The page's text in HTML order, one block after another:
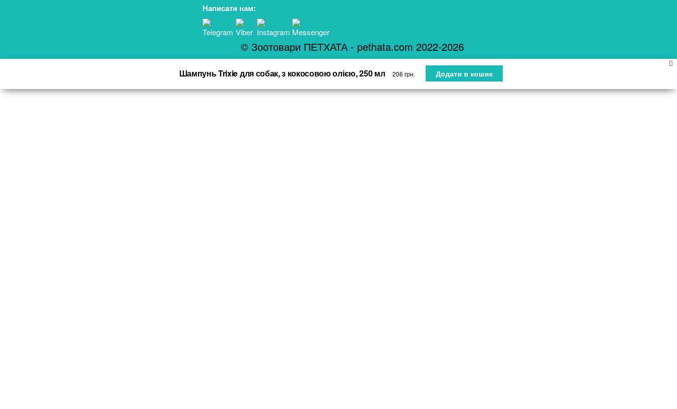
Написати нам:
© Зоотовари ПЕТХАТА - pethata.com 2022-2026
Шампунь Trixie для собак, з кокосовою олією, 250 мл 206грн. Додати в кошик